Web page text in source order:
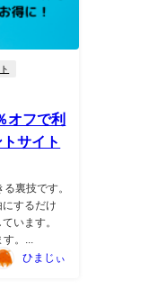
オフで利
サイト
裏技です。
するだけ
います。
。...
ひまじぃ